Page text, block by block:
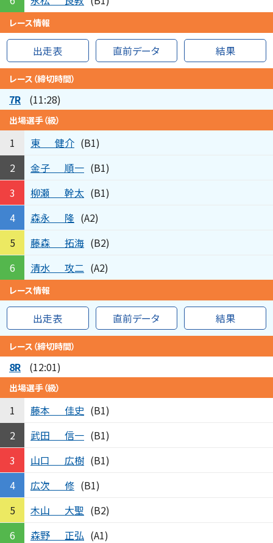
レース情報
出走表 直前データ 結果
レース（締切時間）
7R (11:28)
出場選手（級）
1 東 健介 (B1)
2
金子 順一 (B1)
3
柳瀬 幹太 (B1)
4
森永 隆 (A2)
5
藤森 拓海 (B2)
6
清水 攻二 (A2)
レース情報
出走表 直前データ 結果
レース（締切時間）
8R (12:01)
出場選手（級）
1 藤本 佳史 (B1)
2
武田 信一 (B1)
3
山口 広樹 (B1)
4
広次 修 (B1)
5
木山 大聖 (B2)
6
森野 正弘 (A1)